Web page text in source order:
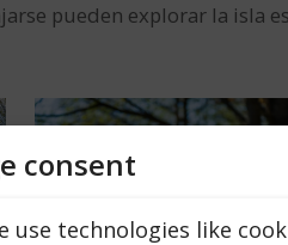
consent
use technologies like
pueden explorar la isla